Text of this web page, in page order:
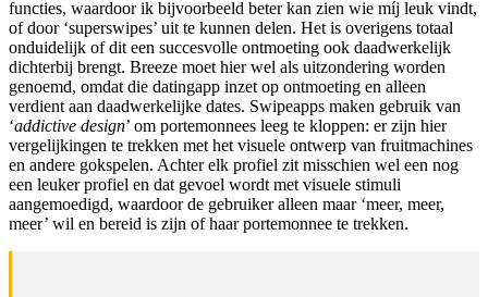
functies, waardoor ik bijvoorbeeld beter kan zien wie míj leuk vindt,
of door ‘superswipes’ uit te kunnen delen. Het is overigens totaal
onduidelijk of dit een succesvolle ontmoeting ook daadwerkelijk
dichterbij brengt. Breeze moet hier wel als uitzondering worden
genoemd, omdat die datingapp inzet op ontmoeting en alleen
verdient aan daadwerkelijke dates. Swipeapps maken gebruik van
‘addictive design’ om portemonnees leeg te kloppen: er zijn hier
vergelijkingen te trekken met het visuele ontwerp van fruitmachines
en andere gokspelen. Achter elk profiel zit misschien wel een nog
een leuker profiel en dat gevoel wordt met visuele stimuli
aangemoedigd, waardoor de gebruiker alleen maar ‘meer, meer,
meer’ wil en bereid is zijn of haar portemonnee te trekken.